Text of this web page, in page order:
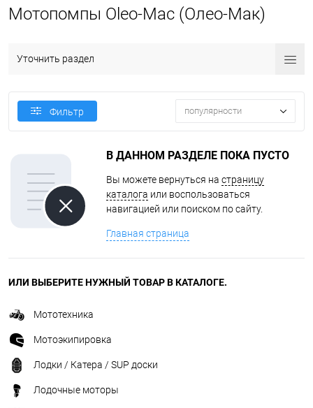
Мотопомпы Oleo-Mac (Олео-Мак)
Уточнить раздел
Фильтр популярности
В ДАННОМ РАЗДЕЛЕ ПОКА ПУСТО
Вы можете вернуться на страницу
каталога или воспользоваться
навигацией или поиском по сайту.
Главная страница
ИЛИ ВЫБЕРИТЕ НУЖНЫЙ ТОВАР В КАТАЛОГЕ.
Мототехника
Мотоэкипировка
Лодки / Катера / SUP доски
Лодочные моторы